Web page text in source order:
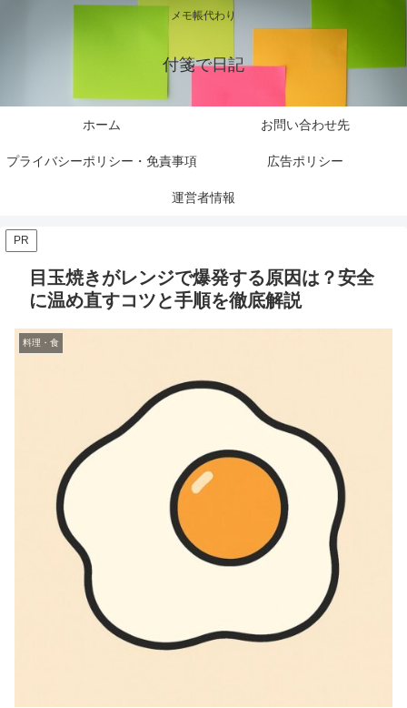
メモ帳代わり
付箋で日記
ホーム お問い合わせ先
プライバシーポリシー・免責事項 広告ポリシー
運営者情報
PR
目玉焼きがレンジで爆発する原因は？安全
に温め直すコツと手順を徹底解説
料理・食